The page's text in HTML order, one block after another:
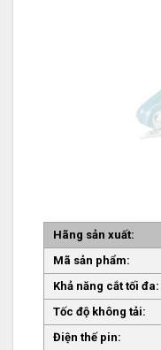
Hãng sản xuất:
Mã sản phẩm:
Khả năng cắt tối đa:
Tốc độ không tải:
Điện thế pin: